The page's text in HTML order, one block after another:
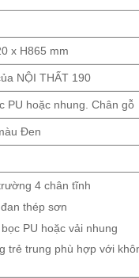
x H865 mm
NỘI THẤT 190
PU hoặc nhung. Chân gỗ
Đen
4 chân tĩnh
thép sơn
PU hoặc vải nhung
trẻ trung phù hợp với